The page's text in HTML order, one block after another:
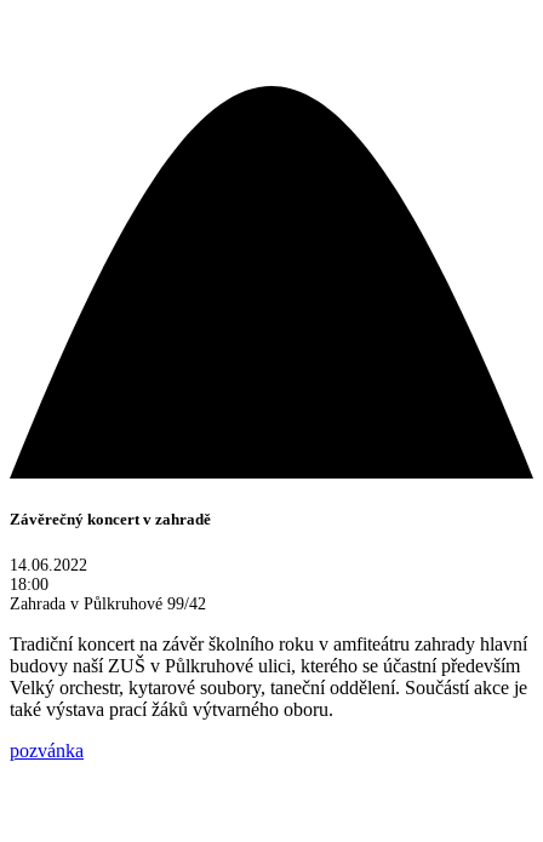
Závěrečný koncert v zahradě
14.06.2022
18:00
Zahrada v Půlkruhové 99/42
Tradiční koncert na závěr školního roku v amfiteátru zahrady hlavní
budovy naší ZUŠ v Půlkruhové ulici, kterého se účastní především
Velký orchestr, kytarové soubory, taneční oddělení. Součástí akce je
také výstava prací žáků výtvarného oboru.
pozvánka